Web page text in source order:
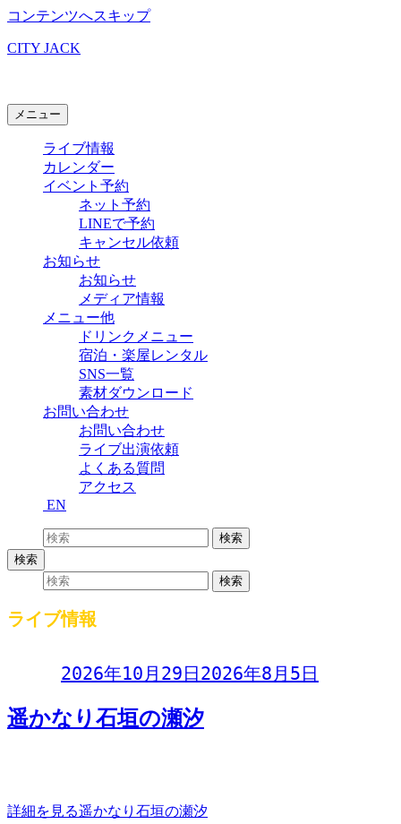
コンテンツへスキップ
CITY JACK
メニュー
ライブ情報
カレンダー
イベント予約
ネット予約
LINEで予約
キャンセル依頼
お知らせ
お知らせ
メディア情報
メニュー他
ドリンクメニュー
宿泊・楽屋レンタル
SNS一覧
素材ダウンロード
お問い合わせ
お問い合わせ
ライブ出演依頼
よくある質問
アクセス
EN
検索
検索
検索
ライブ情報
2026年10月29日2026年8月5日
遥かなり石垣の瀬汐
詳細を見る遥かなり石垣の瀬汐